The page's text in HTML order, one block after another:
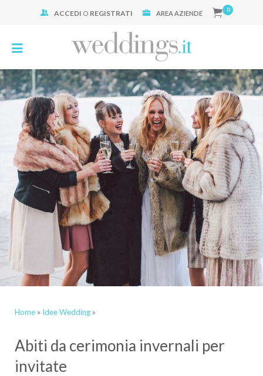
ACCEDI O REGISTRATI AREA AZIENDE 0
Home » Idee Wedding »
Abiti da cerimonia invernali per
invitate